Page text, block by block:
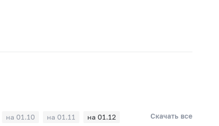
на 01.10 на 01.11 на 01.12 Скачать все